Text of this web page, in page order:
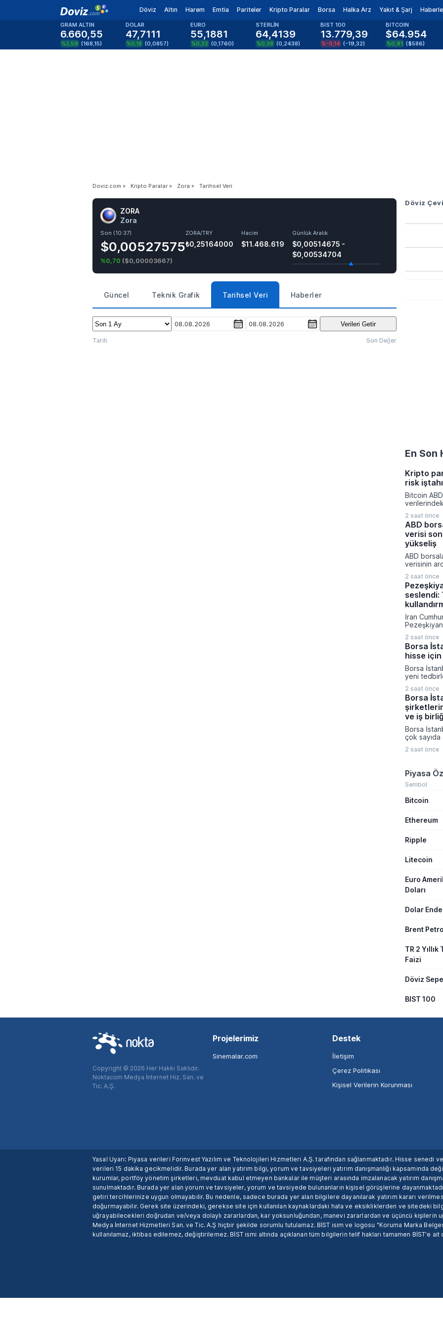
Döviz Altın Harem Emtia Pariteler Kripto Paralar Borsa Halka Arz Yakıt & Şarj
GRAM ALTIN
6.660,55
%2,59 (168,15)
DOLAR
47,7111
%0,18 (0,0857)
EURO
55,1881
%0,32 (0,1760)
STERLİN
64,4139
%0,38 (0,2438)
BIST 100
13.779,39
%-0,14 (-19,32)
BITCOIN
$64.954
%0,91 ($586)
Doviz.com » Kripto Paralar » Zora » Tarihsel Veri
ZORA
Zora
Son (10:37)
$0,00527575
%0,70 ($0,00003667)
ZORA/TRY
₺0,25164000
Hacim
$11.468.619
Günlük Aralık
$0,00514675 -
$0,00534704
Güncel Teknik Grafik Tarihsel Veri Haberler
08.08.2026 08.08.2026 Verileri Getir
Tarih Son Değer
Döviz
En Son
Kripto
risk
Bitcoin
kapattı.
dönemde
2 saat önce
ABD
verisi
yükseliş
ABD
verisinin
artırım
fiyatladı.
güçlü
yukarı
son
elde edildi.
2 saat önce
seslendi:
İran
Pezeşkiyan
diplomatik
vurgu
mesajı
hükümetin
Müslüman
saldırı
gerektiğini
2 saat önce
Borsa
hisse
Borsa
yeni
Platformu
açıklamada
Enerji ve
paylarına
Ağustos
girecek.
2 saat önce
Borsa
ve iş
Borsa
çok sayıda
farklı
birliklerini
Şirketlerin
veriler
üretim
2 saat önce
Piyasa
Sembol
Bitcoin
Ethereum
Ripple
Litecoin
Euro
Doları
Dolar
Brent
TR 2 Yıllık
Faizi
Döviz
BIST 100
Copyright © 2026 Her Hakkı Saklıdır.
Noktacom Medya İnternet Hiz. San. ve
Tic. A.Ş.
Projelerimiz
Sinemalar.com
Destek
İletişim
Çerez Politikası
Kişisel Verilerin Korunması
Yasal Uyarı: Piyasa verileri Forinvest Yazılım ve Teknolojileri Hizmetleri A.Ş. tarafından sağlanmaktadır. Hisse senedi
verileri 15 dakika gecikmelidir. Burada yer alan yatırım bilgi, yorum ve tavsiyeleri yatırım danışmanlığı kapsamında
kurumlar, portföy yönetim şirketleri, mevduat kabul etmeyen bankalar ile müşteri arasında imzalanacak yatırım
sunulmaktadır. Burada yer alan yorum ve tavsiyeler, yorum ve tavsiyede bulunanların kişisel görüşlerine
getiri tercihlerinize uygun olmayabilir. Bu nedenle, sadece burada yer alan bilgilere dayanılarak yatırım kararı
doğurmayabilir. Gerek site üzerindeki, gerekse site için kullanılan kaynaklardaki hata ve eksikliklerden ve sitedeki
uğrayabilecekleri doğrudan ve/veya dolaylı zararlardan, kar yoksunluğundan, manevi zararlardan ve üçüncü kişilerin
Medya İnternet Hizmetleri San. ve Tic. A.Ş hiçbir şekilde sorumlu tutulamaz. BİST isim ve logosu "Koruma Marka
kullanılamaz, iktibas edilemez, değiştirilemez. BİST ismi altında açıklanan tüm bilgilerin telif hakları tamamen BİST'e ait